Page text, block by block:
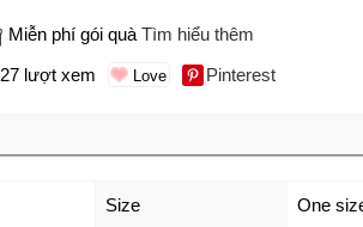
Miễn phí gói quàTìm hiểu thêm
lượt xem
Pinterest
Size One